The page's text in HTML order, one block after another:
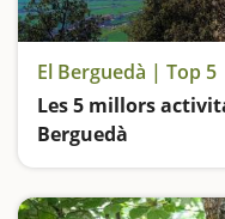
El Berguedà | Top 5
Les 5 millors
Berguedà